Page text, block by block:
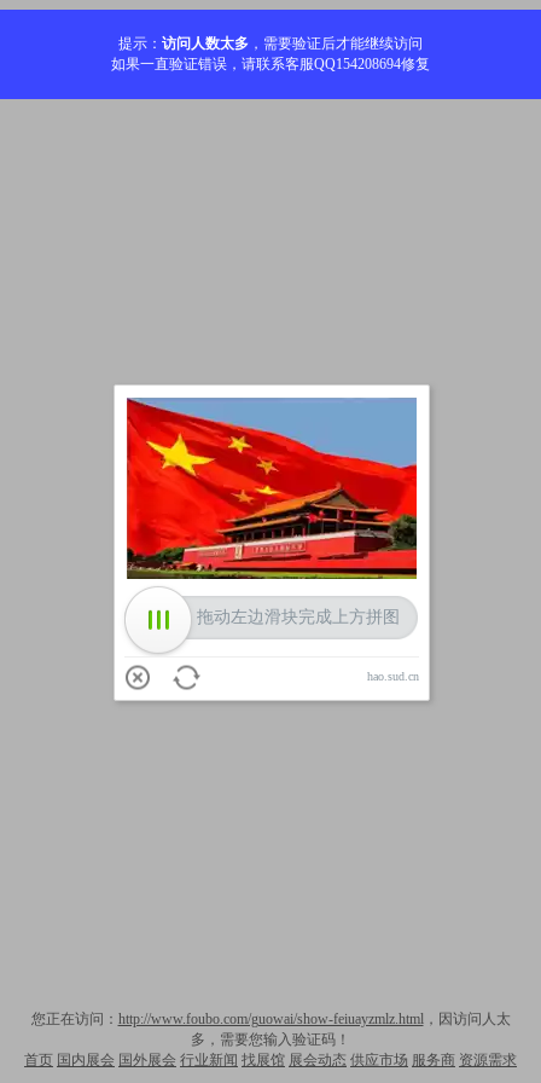
提示： 访问人数太多 ，需要验证后才能继续访问
如果一直验证错误，请联系客服QQ154208694修复
您正在访问： http://www.foubo.com/guowai/show-feiuayzmlz.html，因访问人太
多，需要您输入验证码！
首页 国内展会 国外展会 行业新闻 找展馆 展会动态 供应市场 服务商 资源需求
加载中
拖动左边滑块完成上方拼图
hao.sud.cn